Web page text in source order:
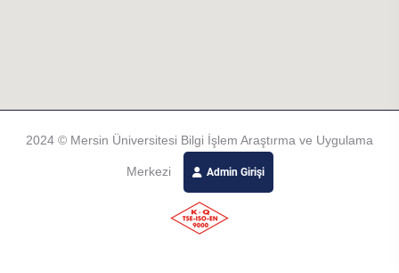
2024 © Mersin Üniversitesi Bilgi İşlem Araştırma ve Uygulama
Merkezi Admin Girişi